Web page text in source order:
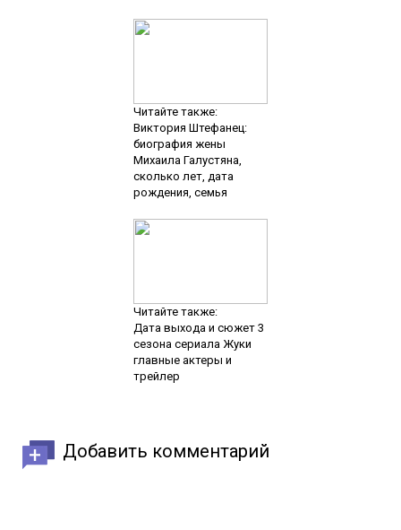
Читайте также:
Виктория Штефанец:
биография жены
Михаила Галустяна,
сколько лет, дата
рождения, семья
Читайте также:
Дата выхода и сюжет 3
сезона сериала Жуки
главные актеры и
трейлер
Добавить комментарий